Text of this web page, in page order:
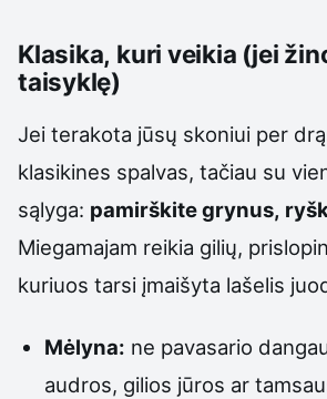
Klasika, kuri veikia (jei
taisyklę)
Jei terakota jūsų skoniui per
klasikines spalvas, tačiau su
sąlyga: pamirškite grynus,
Miegamajam reikia gilių,
kuriuos tarsi įmaišyta lašelis
Mėlyna: ne pavasario
audros, gilios jūros ar